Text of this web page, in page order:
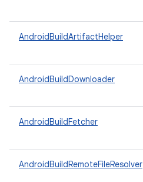
AndroidBuildArtifactHelper
AndroidBuildDownloader
AndroidBuildFetcher
AndroidBuildRemoteFileResolver